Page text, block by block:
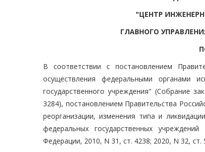
"ЦЕНТР
ГЛАВНОГО
В соответствии с постановлением
осуществления федеральными органами
государственного учреждения" (Собрание
3284), постановлением Правительства
реорганизации, изменения типа и
федеральных государственных
Федерации, 2010, N 31, ст. 4238; 2020, N 32,